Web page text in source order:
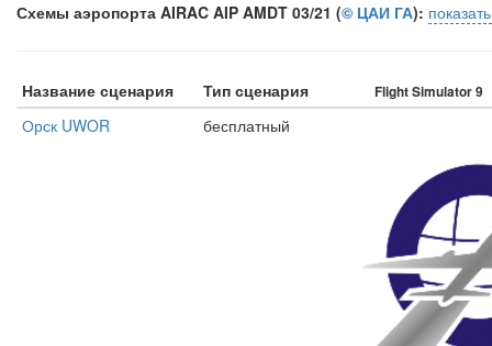
Схемы аэропорта AIRAC AIP AMDT 03/21 (© ЦАИ ГА):
Название сценария Тип сценария Flight Simulator 9
Орск UWOR бесплатный